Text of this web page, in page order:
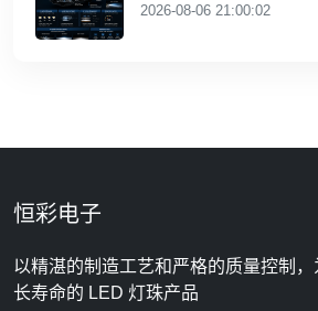
2026-08-06 21:00:02
恒彩电子
以精湛的制造工艺和严格的质量控制，
长寿命的 LED 灯珠产品